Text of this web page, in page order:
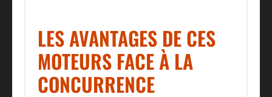
LES AVANTAGES DE CES
MOTEURS FACE À LA
CONCURRENCE